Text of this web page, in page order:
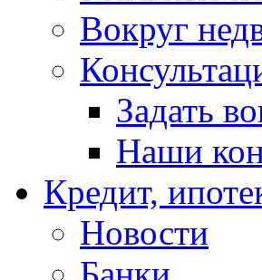
Вокруг
Задать
Наши
Кредит,
Новости